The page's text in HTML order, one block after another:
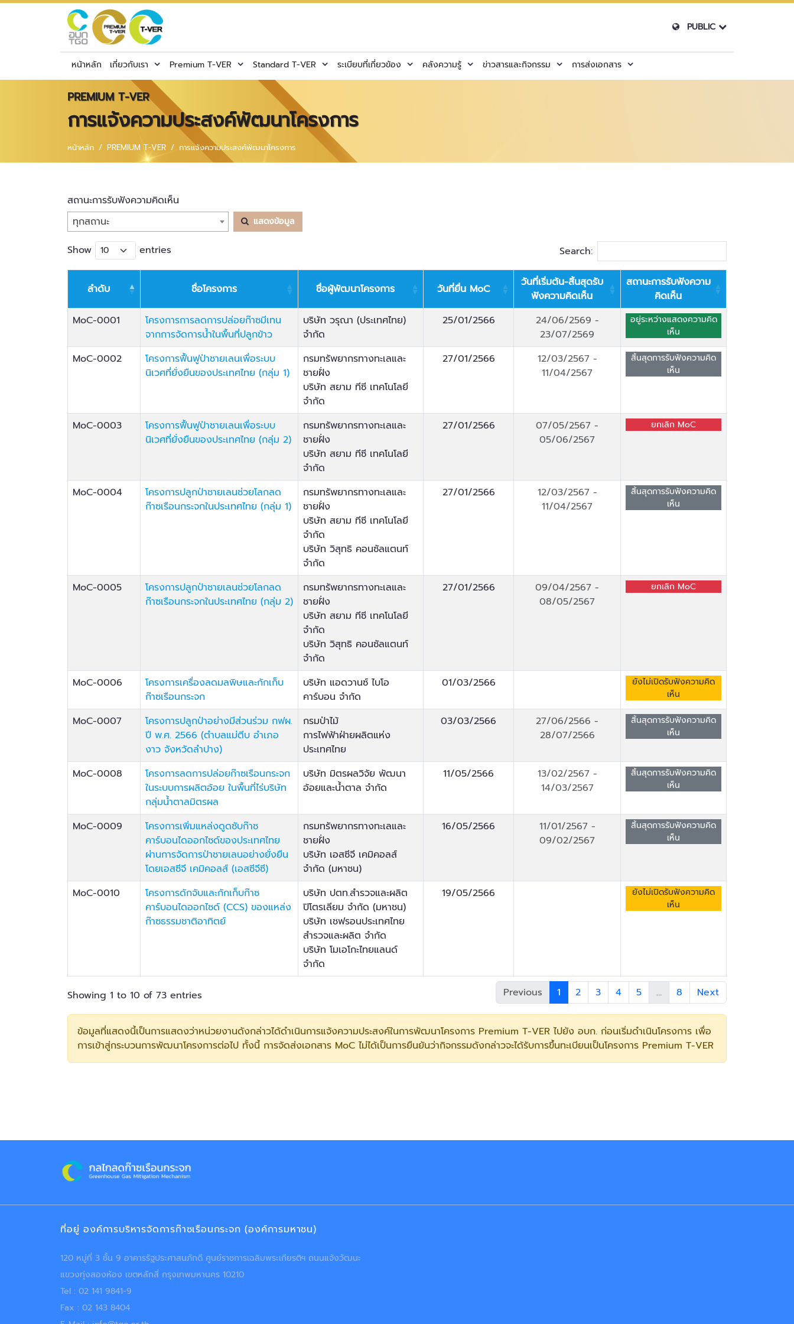
PUBLIC
หน้าหลัก เกี่ยวกับเรา Premium T-VER Standard T-VER ระเบียบที่เกี่ยวข้อง คลังความรู้ ข่าวสารและกิจกรรม การส่งเอกสาร
PREMIUM T-VER
การแจ้งความประสงค์พัฒนาโครงการ
หน้าหลัก PREMIUM T-VER การแจ้งความประสงค์พัฒนาโครงการ
สถานะการรับฟังความคิดเห็น
ทุกสถานะ
แสดงข้อมูล
Show entries Search:
ลำดับ ชื่อโครงการ ชื่อผู้พัฒนาโครงการ วันที่ยื่น MoC
วันที่เริ่มต้น-สิ้นสุดรับ
ฟังความคิดเห็น
สถานะการรับฟังความ
คิดเห็น
MoC-0001
โครงการการลดการปล่อยก๊าซมีเทน
จากการจัดการน้ำในพื้นที่ปลูกข้าว
บริษัท วรุณา (ประเทศไทย)
จำกัด
25/01/2566 24/06/2569 -
23/07/2569
อยู่ระหว่างแสดงความคิด
เห็น
MoC-0002
โครงการฟื้นฟูป่าชายเลนเพื่อระบบ
นิเวศที่ยั่งยืนของประเทศไทย (กลุ่ม 1)
กรมทรัพยากรทางทะเลและ
ชายฝั่ง
บริษัท สยาม ทีซี เทคโนโลยี
จำกัด
27/01/2566 12/03/2567 -
11/04/2567
สิ้นสุดการรับฟังความคิด
เห็น
MoC-0003
โครงการฟื้นฟูป่าชายเลนเพื่อระบบ
นิเวศที่ยั่งยืนของประเทศไทย (กลุ่ม 2)
กรมทรัพยากรทางทะเลและ
ชายฝั่ง
บริษัท สยาม ทีซี เทคโนโลยี
จำกัด
27/01/2566 07/05/2567 -
05/06/2567
ยกเลิก MoC
MoC-0004
โครงการปลูกป่าชายเลนช่วยโลกลด
ก๊าซเรือนกระจกในประเทศไทย (กลุ่ม 1)
กรมทรัพยากรทางทะเลและ
ชายฝั่ง
บริษัท สยาม ทีซี เทคโนโลยี
จำกัด
บริษัท วิสุทธิ คอนซัลแตนท์
จำกัด
27/01/2566 12/03/2567 -
11/04/2567
สิ้นสุดการรับฟังความคิด
เห็น
MoC-0005
โครงการปลูกป่าชายเลนช่วยโลกลด
ก๊าซเรือนกระจกในประเทศไทย (กลุ่ม 2)
กรมทรัพยากรทางทะเลและ
ชายฝั่ง
บริษัท สยาม ทีซี เทคโนโลยี
จำกัด
บริษัท วิสุทธิ คอนซัลแตนท์
จำกัด
27/01/2566 09/04/2567 -
08/05/2567
ยกเลิก MoC
MoC-0006
โครงการเครื่องลดมลพิษและกักเก็บ
ก๊าซเรือนกระจก
บริษัท แอดวานซ์ ไบโอ
คาร์บอน จำกัด
01/03/2566
ยังไม่เปิดรับฟังความคิด
เห็น
MoC-0007
โครงการปลูกป่าอย่างมีส่วนร่วม กฟผ.
ปี พ.ศ. 2566 (ตำบลแม่ตีบ อำเภอ
งาว จังหวัดลำปาง)
กรมป่าไม้
การไฟฟ้าฝ่ายผลิตแห่ง
ประเทศไทย
03/03/2566 27/06/2566 -
28/07/2566
สิ้นสุดการรับฟังความคิด
เห็น
MoC-0008
โครงการลดการปล่อยก๊าซเรือนกระจก
ในระบบการผลิตอ้อย ในพื้นที่ไร่บริษัท
กลุ่มน้ำตาลมิตรผล
บริษัท มิตรผลวิจัย พัฒนา
อ้อยและน้ำตาล จำกัด
11/05/2566 13/02/2567 -
14/03/2567
สิ้นสุดการรับฟังความคิด
เห็น
MoC-0009
โครงการเพิ่มแหล่งดูดซับก๊าซ
คาร์บอนไดออกไซด์ของประเทศไทย
ผ่านการจัดการป่าชายเลนอย่างยั่งยืน
โดยเอสซีจี เคมิคอลส์ (เอสซีจีซี)
กรมทรัพยากรทางทะเลและ
ชายฝั่ง
บริษัท เอสซีจี เคมิคอลส์
จำกัด (มหาชน)
16/05/2566 11/01/2567 -
09/02/2567
สิ้นสุดการรับฟังความคิด
เห็น
MoC-0010
โครงการดักจับและกักเก็บก๊าซ
คาร์บอนไดออกไซด์ (CCS) ของแหล่ง
ก๊าซธรรมชาติอาทิตย์
บริษัท ปตท.สำรวจและผลิต
ปิโตรเลียม จำกัด (มหาชน)
บริษัท เชฟรอนประเทศไทย
สำรวจและผลิต จำกัด
บริษัท โมเอโกะไทยแลนด์
จำกัด
19/05/2566
ยังไม่เปิดรับฟังความคิด
เห็น
Showing 1 to 10 of 73 entries Previous 1 2 3 4 5 … 8 Next
ข้อมูลที่แสดงนี้เป็นการแสดงว่าหน่วยงานดังกล่าวได้ดำเนินการแจ้งความประสงค์ในการพัฒนาโครงการ Premium T-VER ไปยัง อบก. ก่อนเริ่มดำเนินโครงการ เพื่อ
การเข้าสู่กระบวนการพัฒนาโครงการต่อไป ทั้งนี้ การจัดส่งเอกสาร MoC ไม่ได้เป็นการยืนยันว่ากิจกรรมดังกล่าวจะได้รับการขึ้นทะเบียนเป็นโครงการ Premium T-VER
ที่อยู่ องค์การบริหารจัดการก๊าซเรือนกระจก (องค์การมหาชน)
120 หมู่ที่ 3 ชั้น 9 อาคารรัฐประศาสนภักดี ศูนย์ราชการเฉลิมพระเกียรติฯ ถนนแจ้งวัฒนะ
แขวงทุ่งสองห้อง เขตหลักสี่ กรุงเทพมหานคร 10210
Tel : 02 141 9841-9
Fax : 02 143 8404